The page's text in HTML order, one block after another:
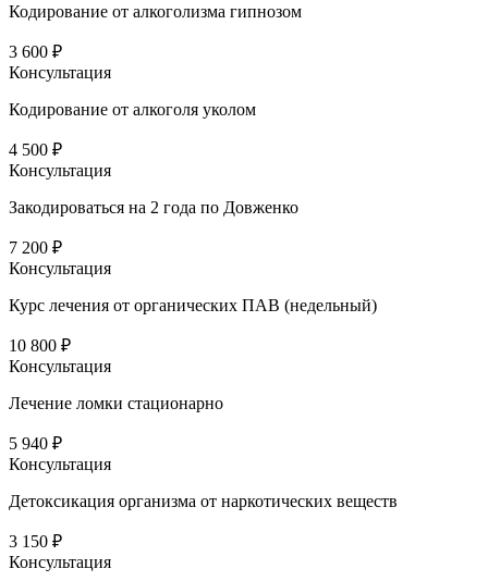
Кодирование от алкоголизма гипнозом
3 600 ₽
Консультация
Кодирование от алкоголя уколом
4 500 ₽
Консультация
Закодироваться на 2 года по Довженко
7 200 ₽
Консультация
Курс лечения от органических ПАВ (недельный)
10 800 ₽
Консультация
Лечение ломки стационарно
5 940 ₽
Консультация
Детоксикация организма от наркотических веществ
3 150 ₽
Консультация